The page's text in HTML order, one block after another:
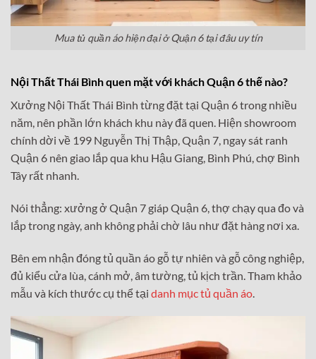
Mua tủ quần áo hiện đại ở Quận 6 tại đâu uy tín
Nội Thất Thái Bình quen mặt với khách Quận 6 thế nào?
Xưởng Nội Thất Thái Bình từng đặt tại Quận 6 trong nhiều
năm, nên phần lớn khách khu này đã quen. Hiện showroom
chính dời về 199 Nguyễn Thị Thập, Quận 7, ngay sát ranh
Quận 6 nên giao lắp qua khu Hậu Giang, Bình Phú, chợ Bình
Tây rất nhanh.
Nói thẳng: xưởng ở Quận 7 giáp Quận 6, thợ chạy qua đo và
lắp trong ngày, anh không phải chờ lâu như đặt hàng nơi xa.
Bên em nhận đóng tủ quần áo gỗ tự nhiên và gỗ công nghiệp,
đủ kiểu cửa lùa, cánh mở, âm tường, tủ kịch trần. Tham khảo
mẫu và kích thước cụ thể tại danh mục tủ quần áo